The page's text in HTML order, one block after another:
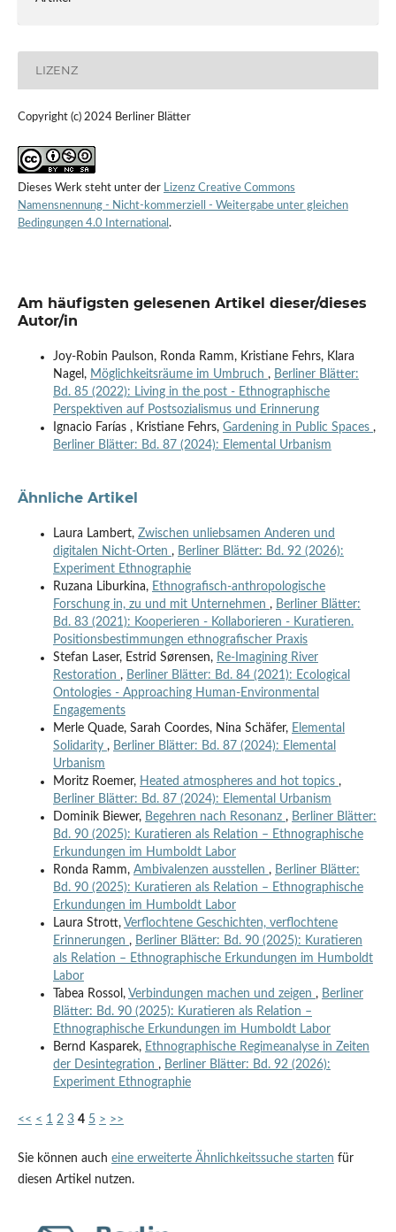
LIZENZ
Copyright (c) 2024 Berliner Blätter
Dieses Werk steht unter der Lizenz Creative Commons
Namensnennung - Nicht-kommerziell - Weitergabe unter gleichen
Bedingungen 4.0 International .
Am häufigsten gelesenen Artikel dieser/dieses
Autor/in
Joy-Robin Paulson, Ronda Ramm, Kristiane Fehrs, Klara
Nagel, Möglichkeitsräume im Umbruch , Berliner Blätter:
Bd. 85 (2022): Living in the post - Ethnographische
Perspektiven auf Postsozialismus und Erinnerung
Ignacio Farías , Kristiane Fehrs, Gardening in Public Spaces ,
Berliner Blätter: Bd. 87 (2024): Elemental Urbanism
Ähnliche Artikel
Laura Lambert, Zwischen unliebsamen Anderen und
digitalen Nicht-Orten , Berliner Blätter: Bd. 92 (2026):
Experiment Ethnographie
Ruzana Liburkina, Ethnografisch-anthropologische
Forschung in, zu und mit Unternehmen , Berliner Blätter:
Bd. 83 (2021): Kooperieren - Kollaborieren - Kuratieren.
Positionsbestimmungen ethnografischer Praxis
Stefan Laser, Estrid Sørensen, Re-Imagining River
Restoration , Berliner Blätter: Bd. 84 (2021): Ecological
Ontologies - Approaching Human-Environmental
Engagements
Merle Quade, Sarah Coordes, Nina Schäfer, Elemental
Solidarity , Berliner Blätter: Bd. 87 (2024): Elemental
Urbanism
Moritz Roemer, Heated atmospheres and hot topics ,
Berliner Blätter: Bd. 87 (2024): Elemental Urbanism
Dominik Biewer, Begehren nach Resonanz , Berliner Blätter:
Bd. 90 (2025): Kuratieren als Relation – Ethnographische
Erkundungen im Humboldt Labor
Ronda Ramm, Ambivalenzen ausstellen , Berliner Blätter:
Bd. 90 (2025): Kuratieren als Relation – Ethnographische
Erkundungen im Humboldt Labor
Laura Strott, Verflochtene Geschichten, verflochtene
Erinnerungen , Berliner Blätter: Bd. 90 (2025): Kuratieren
als Relation – Ethnographische Erkundungen im Humboldt
Labor
Tabea Rossol, Verbindungen machen und zeigen , Berliner
Blätter: Bd. 90 (2025): Kuratieren als Relation –
Ethnographische Erkundungen im Humboldt Labor
Bernd Kasparek, Ethnographische Regimeanalyse in Zeiten
der Desintegration , Berliner Blätter: Bd. 92 (2026):
Experiment Ethnographie
<< < 1 2 3 4 5 > >>
Sie können auch eine erweiterte Ähnlichkeitssuche starten für
diesen Artikel nutzen.